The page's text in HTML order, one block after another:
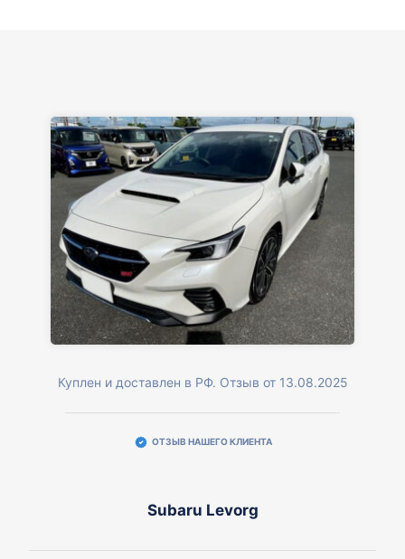
Куплен и доставлен в РФ. Отзыв от 13.08.2025
ОТЗЫВ НАШЕГО КЛИЕНТА
Subaru Levorg